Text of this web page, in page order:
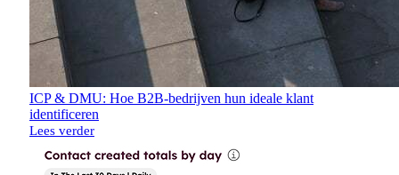
ICP & DMU: Hoe B2B-bedrijven hun ideale klant
identificeren
Lees verder